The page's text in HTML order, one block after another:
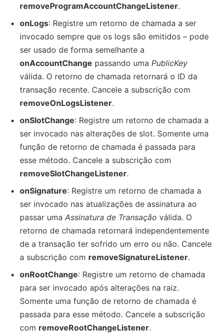
removeProgramAccountChangeListener.
onLogs: Registre um retorno de chamada a ser
invocado sempre que os logs são emitidos – pode
ser usado de forma semelhante a
onAccountChange passando uma PublicKey
válida. O retorno de chamada retornará o ID da
transação recente. Cancele a subscrição com
removeOnLogsListener.
onSlotChange: Registre um retorno de chamada a
ser invocado nas alterações de slot. Somente uma
função de retorno de chamada é passada para
esse método. Cancele a subscrição com
removeSlotChangeListener.
onSignature: Registre um retorno de chamada a
ser invocado nas atualizações de assinatura ao
passar uma Assinatura de Transação válida. O
retorno de chamada retornará independentemente
de a transação ter sofrido um erro ou não. Cancele
a subscrição com removeSignatureListener.
onRootChange: Registre um retorno de chamada
para ser invocado após alterações na raiz.
Somente uma função de retorno de chamada é
passada para esse método. Cancele a subscrição
com removeRootChangeListener.